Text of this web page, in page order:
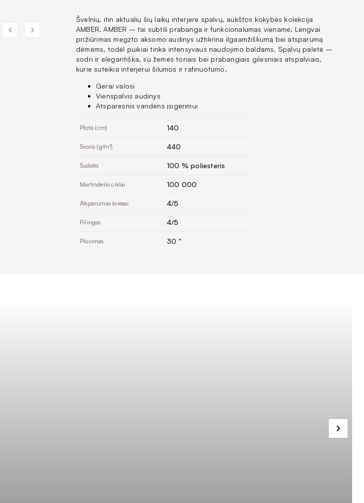
Švelnių, itin aktualių šių laikų interjere spalvų, aukštos kokybės kolekcija
AMBER. AMBER – tai subtili prabanga ir funkcionalumas viename. Lengvai
prižiūrimas megzto aksomo audinys užtikrina ilgaamžiškumą bei atsparumą
dėmėms, todėl puikiai tinka intensyvaus naudojimo baldams. Spalvų paletė –
sodri ir elegantiška, su žemės tonais bei prabangiais gilesniais atspalviais,
kurie suteikia interjerui šilumos ir rafinuotumo.
Gerai valosi
Vienspalvis audinys
Atsparesnis vandens įsigėrimui
Plotis (cm) 140
Svoris (g/m²) 440
Sudėtis 100 % poliesteris
Martindeilo ciklai 100 000
Atsparumas šviesai 4/5
Pilingas 4/5
Plovimas 30 °